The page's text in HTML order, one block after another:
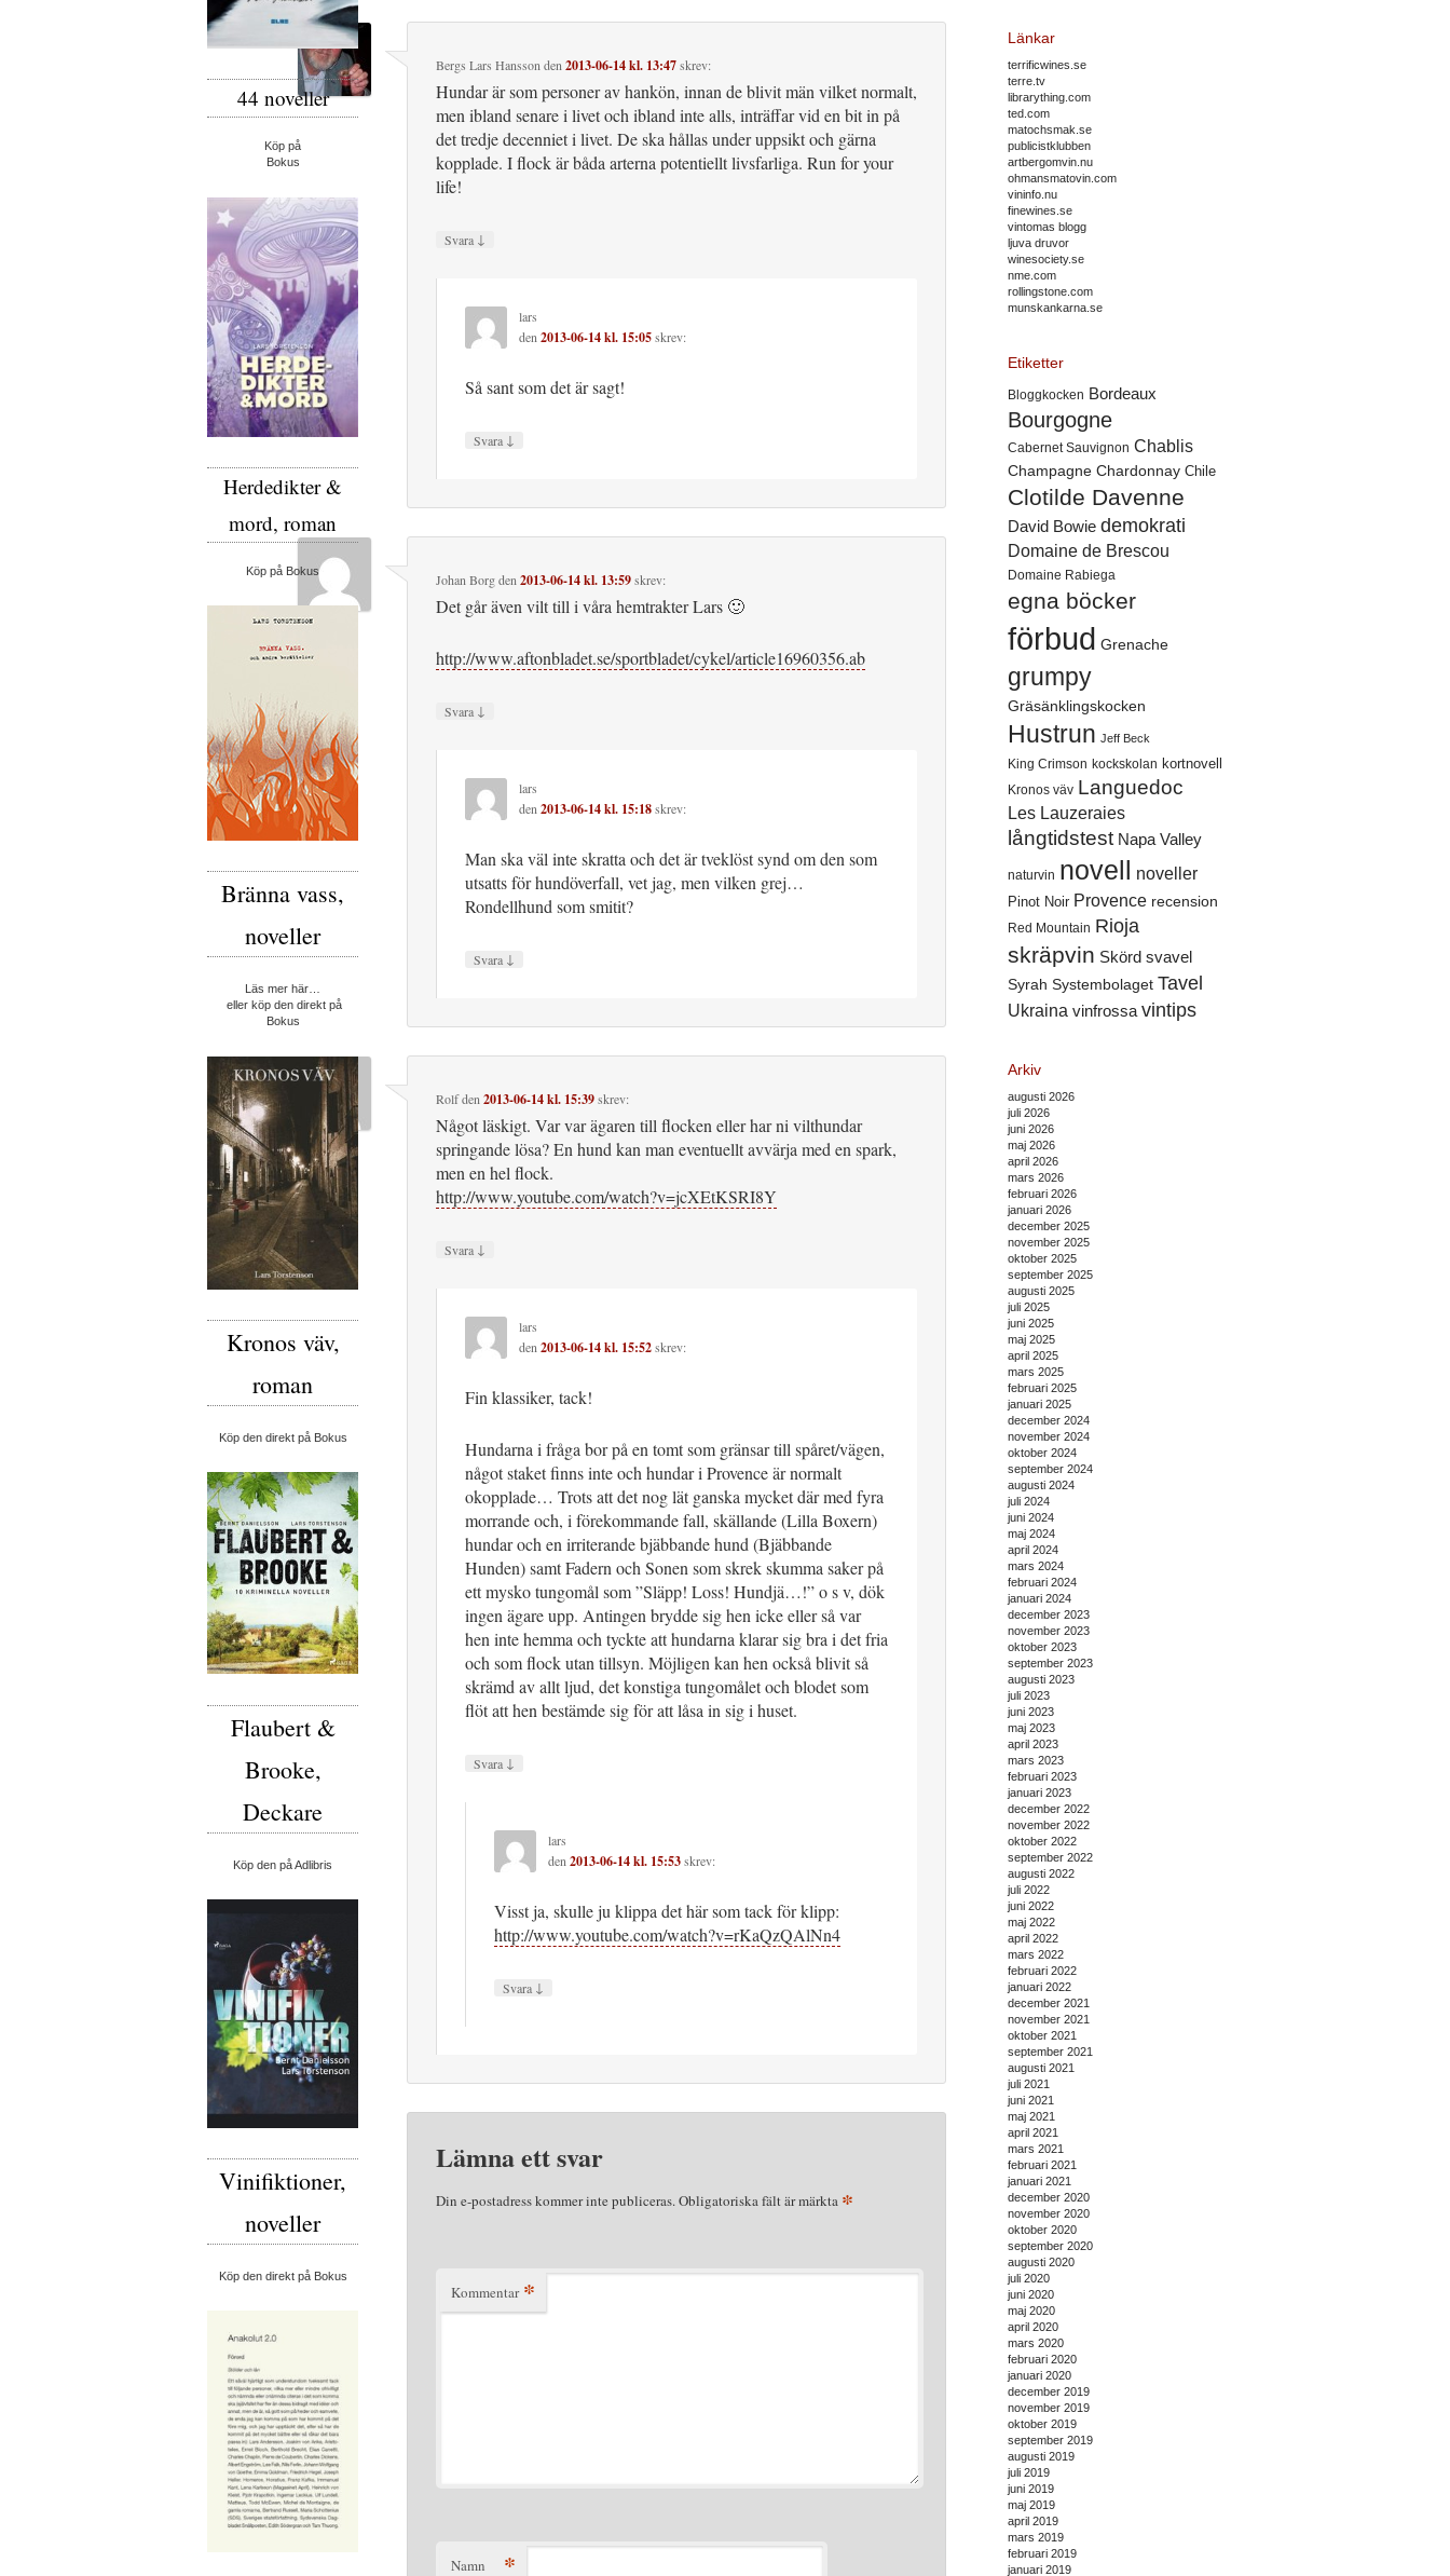
Bergs Lars Hansson den 2013-06-14 kl. 13:47skrev:
Hundar är som personer av hankön, innan de blivit män vilket normalt,
men ibland senare i livet och ibland inte alls, inträffar vid en bit in på
det tredje decenniet i livet. De ska hållas under uppsikt och gärna
kopplade. I flock är båda arterna potentiellt livsfarliga. Run for your
life!
Svara ↓
lars
den 2013-06-14 kl. 15:05skrev:
Så sant som det är sagt!
Svara ↓
Johan Borgden 2013-06-14 kl. 13:59skrev:
Det går även vilt till i våra hemtrakter Lars 🙂
http://www.aftonbladet.se/sportbladet/cykel/article16960356.ab
Svara ↓
lars
den 2013-06-14 kl. 15:18skrev:
Man ska väl inte skratta och det är tveklöst synd om den som
utsatts för hundöverfall, vet jag, men vilken grej…
Rondellhund som smitit?
Svara ↓
Rolfden 2013-06-14 kl. 15:39skrev:
Något läskigt. Var var ägaren till flocken eller har ni vilthundar
springande lösa? En hund kan man eventuellt avvärja med en spark,
men en hel flock.
http://www.youtube.com/watch?v=jcXEtKSRI8Y
Svara ↓
lars
den 2013-06-14 kl. 15:52skrev:
Fin klassiker, tack!
Hundarna i fråga bor på en tomt som gränsar till spåret/vägen,
något staket finns inte och hundar i Provence är normalt
okopplade… Trots att det nog lät ganska mycket där med fyra
morrande och, i förekommande fall, skällande (Lilla Boxern)
hundar och en irriterande bjäbbande hund (Bjäbbande
Hunden) samt Fadern och Sonen som skrek skumma saker på
ett mysko tungomål som ”Släpp! Loss! Hundjä…!” o s v, dök
ingen ägare upp. Antingen brydde sig hen icke eller så var
hen inte hemma och tyckte att hundarna klarar sig bra i det fria
och som flock utan tillsyn. Möjligen kan hen också blivit så
skrämd av allt ljud, det konstiga tungomålet och blodet som
flöt att hen bestämde sig för att låsa in sig i huset.
Svara ↓
lars
den 2013-06-14 kl. 15:53skrev:
Visst ja, skulle ju klippa det här som tack för klipp:
http://www.youtube.com/watch?v=rKaQzQAlNn4
Svara ↓
Lämna ett svar
Din e-postadress kommer inte publiceras.Obligatoriska fält är märkta *
Kommentar *
Namn *
Länkar
terrificwines.se
terre.tv
librarything.com
ted.com
matochsmak.se
publicistklubben
artbergomvin.nu
ohmansmatovin.com
vininfo.nu
finewines.se
vintomas blogg
ljuva druvor
winesociety.se
nme.com
rollingstone.com
munskankarna.se
Etiketter
Bloggkocken Bordeaux
Bourgogne
Cabernet Sauvignon Chablis
Champagne Chardonnay Chile
Clotilde Davenne
David Bowie demokrati
Domaine de Brescou
Domaine Rabiega
egna böcker
förbud Grenache
grumpy
Gräsänklingskocken
Hustrun Jeff Beck
King Crimson kockskolan kortnovell
Kronos väv Languedoc
Les Lauzeraies
långtidstest Napa Valley
naturvin novell noveller
Pinot Noir Provence recension
Red Mountain Rioja
skräpvin Skörd svavel
Syrah Systembolaget Tavel
Ukraina vinfrossa vintips
Arkiv
augusti 2026
juli 2026
juni 2026
maj 2026
april 2026
mars 2026
februari 2026
januari 2026
december 2025
november 2025
oktober 2025
september 2025
augusti 2025
juli 2025
juni 2025
maj 2025
april 2025
mars 2025
februari 2025
januari 2025
december 2024
november 2024
oktober 2024
september 2024
augusti 2024
juli 2024
juni 2024
maj 2024
april 2024
mars 2024
februari 2024
januari 2024
december 2023
november 2023
oktober 2023
september 2023
augusti 2023
juli 2023
juni 2023
maj 2023
april 2023
mars 2023
februari 2023
januari 2023
december 2022
november 2022
oktober 2022
september 2022
augusti 2022
juli 2022
juni 2022
maj 2022
april 2022
mars 2022
februari 2022
januari 2022
december 2021
november 2021
oktober 2021
september 2021
augusti 2021
juli 2021
juni 2021
maj 2021
april 2021
mars 2021
februari 2021
januari 2021
december 2020
november 2020
oktober 2020
september 2020
augusti 2020
juli 2020
juni 2020
maj 2020
april 2020
mars 2020
februari 2020
januari 2020
december 2019
november 2019
oktober 2019
september 2019
augusti 2019
juli 2019
juni 2019
maj 2019
april 2019
mars 2019
februari 2019
januari 2019
44 noveller
Köp på
Bokus
Herdedikter &
mord, roman
Köp på Bokus
Bränna vass,
noveller
Läs mer här…
eller köp den direkt på
Bokus
Kronos väv,
roman
Köp den direkt på Bokus
Flaubert &
Brooke,
Deckare
Köp den på Adlibris
Vinifiktioner,
noveller
Köp den direkt på Bokus